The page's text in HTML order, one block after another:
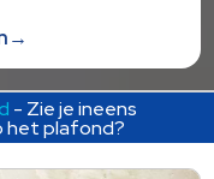
- Zie je ineens
het plafond?